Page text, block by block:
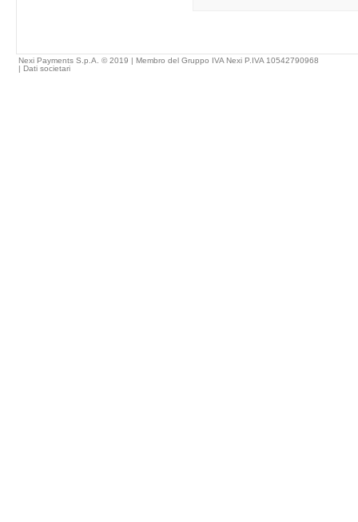
Nexi Payments S.p.A. © 2019 | Membro del Gruppo IVA Nexi P.IVA 10542790968
| Dati societari